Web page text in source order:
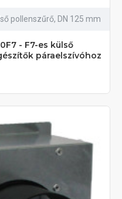
pollenszűrő, DN 125 mm
- F7-es külső
páraelszívóhoz